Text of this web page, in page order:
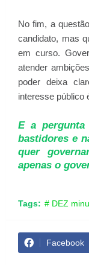
No fim, a
candidato, mas
em curso.
atender
poder deixa
interesse público
E a pergunta
bastidores e
quer
apenas o
Tags: # DEZ
Facebook